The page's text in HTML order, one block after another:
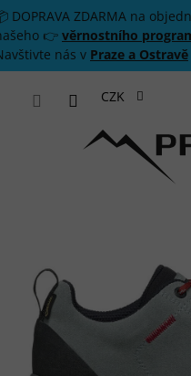
Přejít na obsah
DOPRAVA ZDARMA na
👉 věrnostního
nás v Praze a Ostravě
CZK